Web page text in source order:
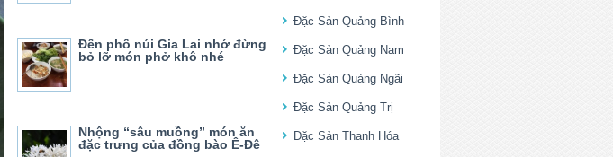
Đến phố núi Gia Lai nhớ đừng
bỏ lỡ món phở khô nhé
Nhộng “sâu muồng” món ăn
đặc trưng của đồng bào Ê-Đê
Đặc Sản Quảng Bình
Đặc Sản Quảng Nam
Đặc Sản Quảng Ngãi
Đặc Sản Quảng Trị
Đặc Sản Thanh Hóa